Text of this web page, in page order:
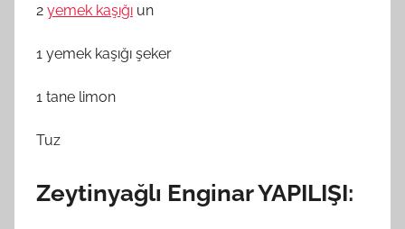
2 yemek kaşığı un
1 yemek kaşığı şeker
1 tane limon
Tuz
Zeytinyağlı Enginar YAPILIŞI: